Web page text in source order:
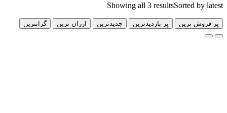
Showing all 3 resultsSorted
ترین پر بازدیدترین جدیدترین ارزان ترین گرانترین